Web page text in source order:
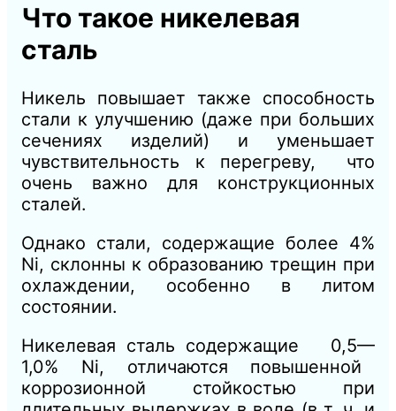
Что такое никелевая
сталь
Никель повышает также способность
стали к улучшению (даже при больших
сечениях изделий) и уменьшает
чувствительность к перегреву, что
очень важно для конструкционных
сталей.
Однако стали, содержащие более 4%
Ni, склонны к образованию трещин при
охлаждении, особенно в литом
состоянии.
Никелевая сталь содержащие 0,5—
1,0% Ni, отличаются повышенной
коррозионной стойкостью при